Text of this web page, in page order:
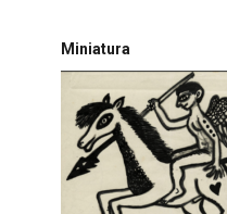
Miniatura